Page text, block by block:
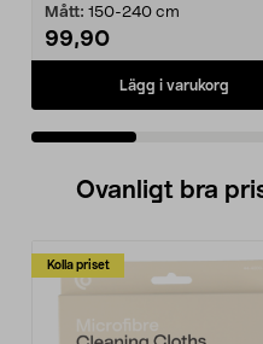
Mått: 150-240 cm
99,90
Lägg i varukorg
Ovanligt bra
Kolla priset